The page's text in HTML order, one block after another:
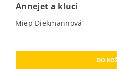
Annejet a kluci
Miep Diekmannová